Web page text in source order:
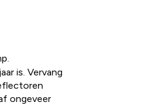
is. Vervang
ongeveer